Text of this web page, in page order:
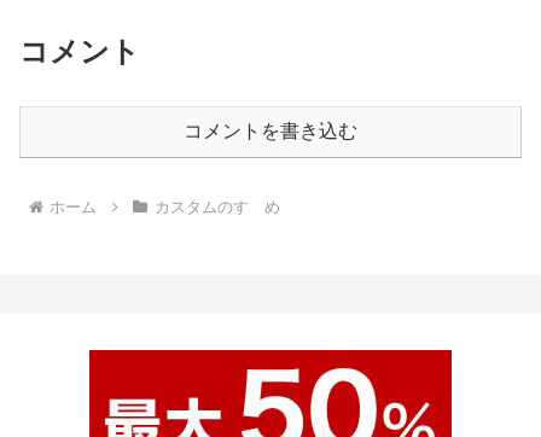
コメント
コメントを書き込む
ホーム カスタムのすゝめ